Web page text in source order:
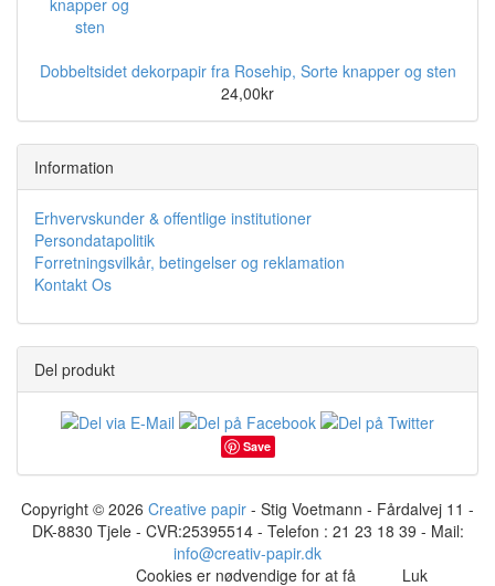
Dobbeltsidet dekorpapir fra Rosehip, Sorte knapper og sten
24,00kr
Information
Erhvervskunder & offentlige institutioner
Persondatapolitik
Forretningsvilkår, betingelser og reklamation
Kontakt Os
Del produkt
Save
Copyright © 2026 Creative papir - Stig Voetmann - Fårdalvej 11 -
DK-8830 Tjele - CVR:25395514 - Telefon : 21 23 18 39 - Mail:
info@creativ-papir.dk
Cookies er nødvendige for at få
Luk